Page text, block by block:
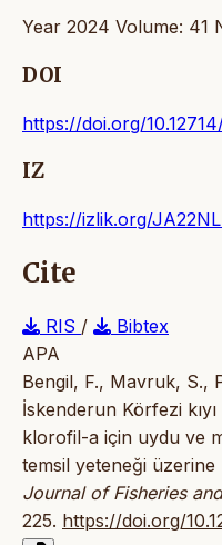
Year 2024 Volume: 41
DOI
https://doi.org/
IZ
https://izlik.org/
Cite
RIS /
Bibtex
APA
Bengil, F., Mavruk, S.,
İskenderun Körfezi kıyı
klorofil-a için uydu ve
temsil yeteneği
Journal of Fisheries
225. https://doi.org/